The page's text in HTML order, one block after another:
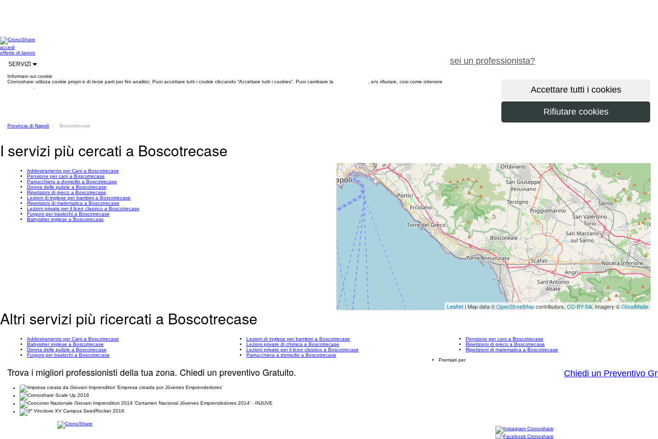
accedi
sei un professionista?
offerte di lavoro
SERVIZI
Informani sui cookie
Cronoshare utilizza cookie propri e di terze parti per fini analitici. Puoi accettare tutti i cookie cliccando “Accettare tutti i cookies”. Puoi cambiare la
, e/o rifiutare, cosi come ottenere
Provincia di Napoli Boscotrecase
I servizi più cercati a Boscotrecase
Addestramento per Cani a Boscotrecase
Pensione per cani a Boscotrecase
Parrucchiera a domicilio a Boscotrecase
Donna delle pulizie a Boscotrecase
Ripetizioni di greco a Boscotrecase
Lezioni di inglese per bambini a Boscotrecase
Ripetizioni di matematica a Boscotrecase
Lezioni private per il liceo classico a Boscotrecase
Furgoni per traslochi a Boscotrecase
Babysitter inglese a Boscotrecase
Leaflet | Map data ©OpenStreetMapcontributors,CC-BY-SA, Imagery ©CloudMade
Altri servizi più ricercati a Boscotrecase
Addestramento per Cani a Boscotrecase
Babysitter inglese a Boscotrecase
Donna delle pulizie a Boscotrecase
Furgoni per traslochi a Boscotrecase
Lezioni di inglese per bambini a Boscotrecase
Lezioni private di chimica a Boscotrecase
Lezioni private per il liceo classico a Boscotrecase
Parrucchiera a domicilio a Boscotrecase
Pensione per cani a Boscotrecase
Ripetizioni di greco a Boscotrecase
Ripetizioni di matematica a Boscotrecase
Trova i migliori professionisti della tua zona. Chiedi un preventivo Gratuito. Chiedi un Preventivo
Premiati per